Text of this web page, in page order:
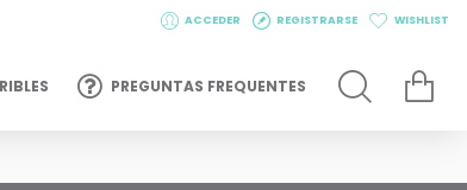
ACCEDER REGISTRARSE WISHLIST
PREGUNTAS FREQUENTES